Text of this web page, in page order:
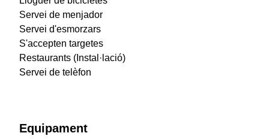
Servei de menjador
Servei d'esmorzars
S'accepten targetes
Restaurants (Instal·lació)
Servei de telèfon
Equipament